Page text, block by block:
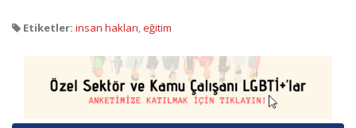
Etiketler: insan hakları eğitim